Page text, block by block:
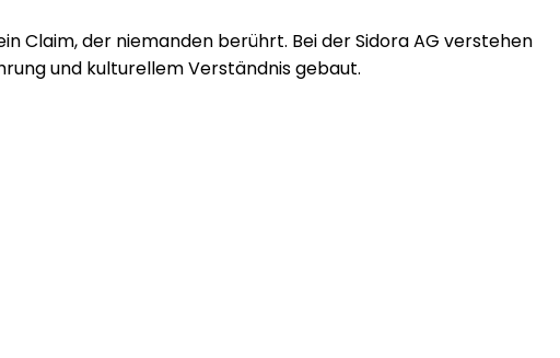
Claim, der niemanden berührt. Bei der Sidora AG verstehen
und kulturellem Verständnis gebaut.